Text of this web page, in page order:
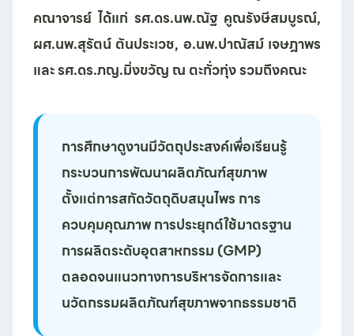
คณาจารย์ ได้แก่ รศ.ดร.นพ.ณัฐ คูณรังษีสมบูรณ์,
ผศ.นพ.สุรัตน์ ตันประเวช, อ.นพ.ปาณัสม์ เจษฎาพร
และรศ.ดร.ภญ.มิ่งขวัญ ณ ตะกั่วทุ่งรวมถึงคณะ
การศึกษาดูงานมีวัตถุประสงค์เพื่อเรียนรู้
กระบวนการพัฒนาผลิตภัณฑ์สุขภาพ
ตั้งแต่การสกัดวัตถุดิบสมุนไพร การ
ควบคุมคุณภาพ การประยุกต์ใช้มาตรฐาน
การผลิตระดับอุตสาหกรรม (GMP)
ตลอดจนแนวทางการบริหารจัดการและ
นวัตกรรมผลิตภัณฑ์สุขภาพจากธรรมชาติ